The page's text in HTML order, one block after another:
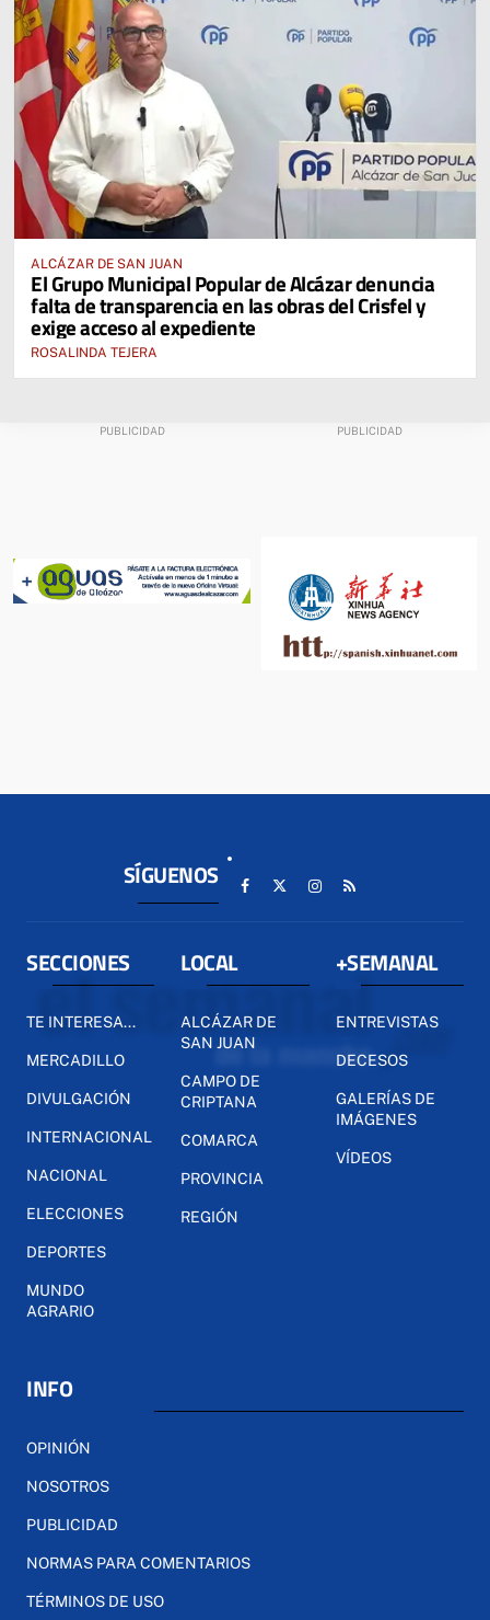
ALCÁZAR DE SAN JUAN
El Grupo Municipal Popular de Alcázar denuncia
falta de transparencia en las obras del Crisfel y
exige acceso al expediente
ROSALINDA TEJERA
SÍGUENOS
SECCIONES
TE INTERESA...
MERCADILLO
DIVULGACIÓN
INTERNACIONAL
NACIONAL
ELECCIONES
DEPORTES
MUNDO
AGRARIO
LOCAL
ALCÁZAR DE
SAN JUAN
CAMPO DE
CRIPTANA
COMARCA
PROVINCIA
REGIÓN
+SEMANAL
ENTREVISTAS
DECESOS
GALERÍAS DE
IMÁGENES
VÍDEOS
INFO
OPINIÓN
NOSOTROS
PUBLICIDAD
NORMAS PARA COMENTARIOS
TÉRMINOS DE USO